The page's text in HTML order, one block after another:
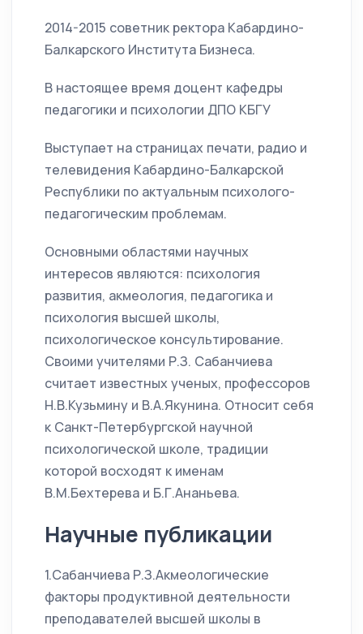
2014-2015 cоветник ректора Кабардино-
Балкарского Института Бизнеса.
В настоящее время доцент кафедры
педагогики и психологии ДПО КБГУ
Выступает на страницах печати, радио и
телевидения Кабардино-Балкарской
Республики по актуальным психолого-
педагогическим проблемам.
Основными областями научных
интересов являются: психология
развития, акмеология, педагогика и
психология высшей школы,
психологическое консультирование.
Своими учителями Р.З. Сабанчиева
считает известных ученых, профессоров
Н.В.Кузьмину и В.А.Якунина. Относит себя
к Санкт-Петербургской научной
психологической школе, традиции
которой восходят к именам
В.М.Бехтерева и Б.Г.Ананьева.
Научные публикации
1.Сабанчиева Р.З.Акмеологические
факторы продуктивной деятельности
преподавателей высшей школы в